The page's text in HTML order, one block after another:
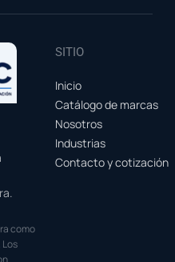
como
SITIO
Inicio
Catálogo de marcas
Nosotros
Industrias
Contacto y cotización